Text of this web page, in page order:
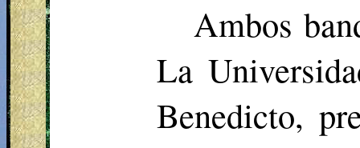
Ambos
La
Benedicto,